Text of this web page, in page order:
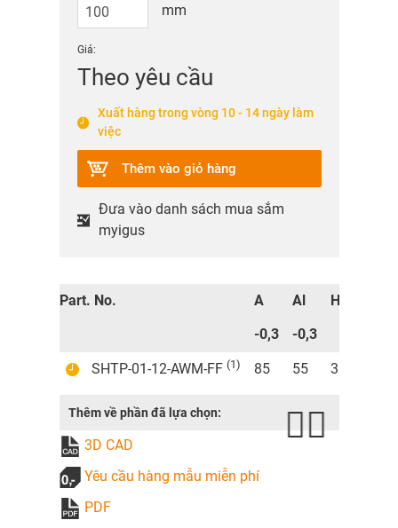
mm
Giá:
Theo yêu cầu
Xuất hàng trong vòng 10 - 14 ngày làm
việc
Thêm vào giỏ hàng
Đưa vào danh sách mua sắm
myigus
Part. No. A Al H
-0,3
-0,3
SHTP-01-12-AWM-FF (1) 85 55 36
Thêm về phần đã lựa chọn:
3D CAD
Yêu cầu hàng mẫu miễn phí
PDF